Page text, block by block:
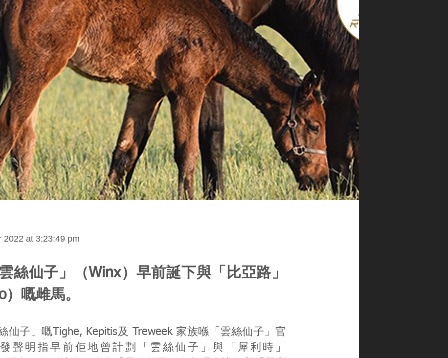
2022 at 3:23:49 pm
絲仙子」（Winx）早前誕下與「比亞路」
）嘅雌馬。
仙子」嘅Tighe, Kepitis及 Treweek 家族喺「雲絲仙子」官
聲明指早前佢地曾計劃「雲絲仙子」與「犀利時」